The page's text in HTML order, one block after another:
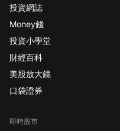
投資網誌
Money錢
投資小學堂
財經百科
美股放大鏡
口袋證券
即時股市